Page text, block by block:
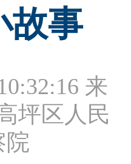
故事
来
坪区人民
院